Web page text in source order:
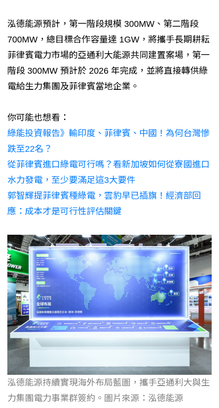
泓德能源預計，第一階段規模 300MW、第二階段
700MW，總目標合作容量達 1GW，將攜手長期耕耘
菲律賓電力市場的亞通利大能源共同建置案場，第一
階段 300MW 預計於 2026 年完成，並將直接轉供綠
電給生力集團及菲律賓當地企業。
你可能也想看：
綠能投資報告》輸印度、菲律賓、中國！為何台灣慘
跌至22名？
從菲律賓進口綠電可行嗎？看新加坡如何從寮國進口
水力發電，至少要滿足這3大要件
郭智輝提菲律賓種綠電，雲豹早已插旗！經濟部回
應：成本才是可行性評估關鍵​
泓德能源持續實現海外布局藍圖，攜手亞通利大與生
力集團電力事業群簽約。圖片來源：泓德能源